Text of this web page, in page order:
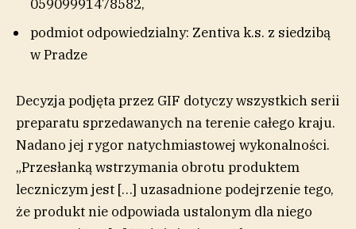
05909991478582,
podmiot odpowiedzialny: Zentiva k.s. z siedzibą
w Pradze
Decyzja podjęta przez GIF dotyczy wszystkich serii
preparatu sprzedawanych na terenie całego kraju.
Nadano jej rygor natychmiastowej wykonalności.
„Przesłanką wstrzymania obrotu produktem
leczniczym jest […] uzasadnione podejrzenie tego,
że produkt nie odpowiada ustalonym dla niego